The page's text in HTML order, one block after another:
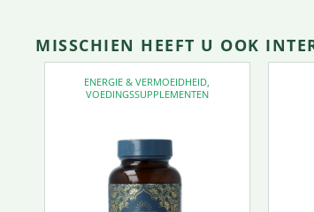
MISSCHIEN HEEFT U OOK
ENERGIE & VERMOEIDHEID
VOEDINGSSUPPLEMENTEN